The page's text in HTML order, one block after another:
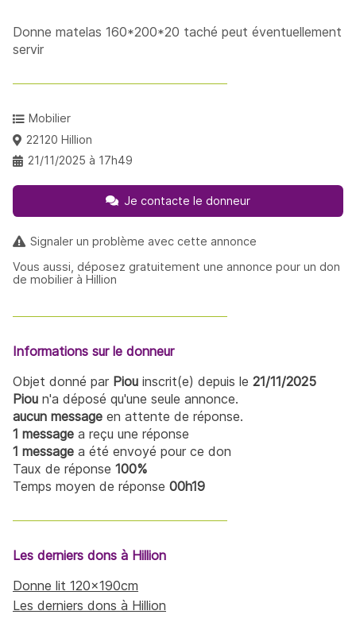
Donne matelas 160*200*20 taché peut éventuellement
servir
Mobilier
22120 Hillion
21/11/2025 à 17h49
Je contacte le donneur
Signaler un problème avec cette annonce
Vous aussi, déposez gratuitement une annonce pour un don
de mobilier à Hillion
Informations sur le donneur
Objet donné par Piou inscrit(e) depuis le 21/11/2025
Piou n'a déposé qu'une seule annonce.
aucun message en attente de réponse.
1 message a reçu une réponse
1 message a été envoyé pour ce don
Taux de réponse 100%
Temps moyen de réponse 00h19
Les derniers dons à Hillion
Donne lit 120x190cm
Les derniers dons à Hillion